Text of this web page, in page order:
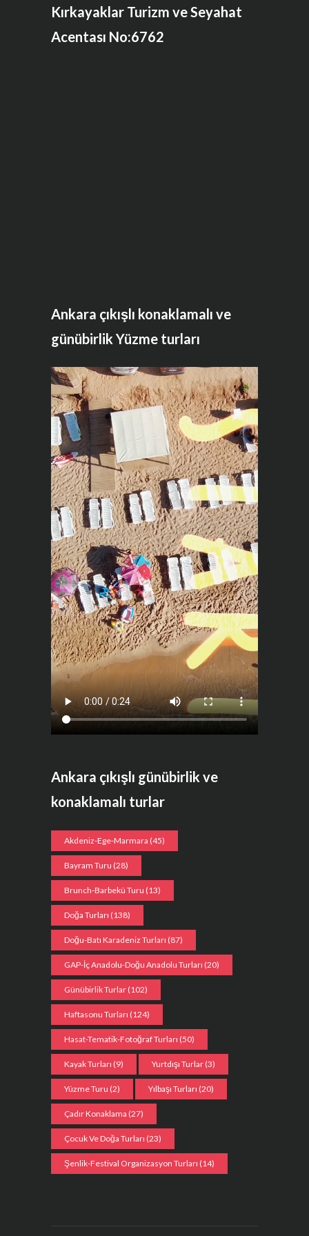
Kırkayaklar Turizm ve Seyahat
Acentası No:6762
Ankara çıkışlı konaklamalı ve
günübirlik Yüzme turları
Ankara çıkışlı günübirlik ve
konaklamalı turlar
Akdeniz-Ege-Marmara (45)
Bayram Turu (28)
Brunch-Barbekü Turu (13)
Doğa Turları (138)
Doğu-Batı Karadeniz Turları (87)
GAP-İç Anadolu-Doğu Anadolu Turları (20)
Günübirlik Turlar (102)
Haftasonu Turları (124)
Hasat-Tematik-Fotoğraf Turları (50)
Kayak Turları (9) Yurtdışı Turlar (3)
Yüzme Turu (2) Yılbaşı Turları (20)
Çadır Konaklama (27)
Çocuk Ve Doğa Turları (23)
Şenlik-Festival Organizasyon Turları (14)